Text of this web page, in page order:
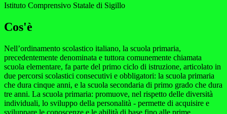
Istituto Comprensivo Statale di Sigillo
Cos'è
Nell’ordinamento scolastico italiano, la scuola primaria,
precedentemente denominata e tuttora comunemente chiamata
scuola elementare, fa parte del primo ciclo di istruzione, articolato in
due percorsi scolastici consecutivi e obbligatori: la scuola primaria
che dura cinque anni, e la scuola secondaria di primo grado che dura
tre anni. La scuola primaria: promuove, nel rispetto delle diversità
individuali, lo sviluppo della personalità - permette di acquisire e
sviluppare le conoscenze e le abilità di base fino alle prime